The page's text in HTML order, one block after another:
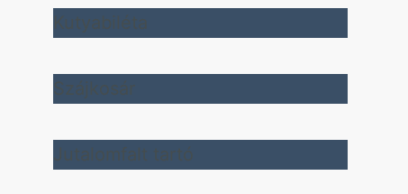
Kutyabiléta
Szájkosár
Jutalomfalt tartó